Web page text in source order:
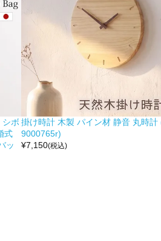
シボ
式
ッ
掛け時計 木製 パイン材 静音 丸時計
9000765r)
¥7,150(税込)